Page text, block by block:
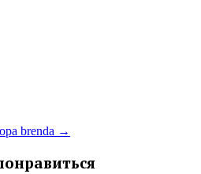
brenda →